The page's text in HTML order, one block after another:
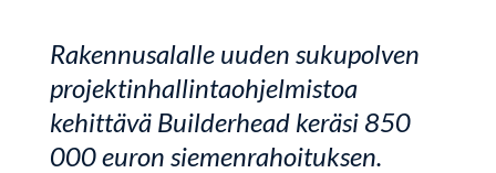
Rakennusalalle uuden sukupolven
projektinhallintaohjelmistoa
kehittävä Builderhead keräsi 850
000 euron siemenrahoituksen.